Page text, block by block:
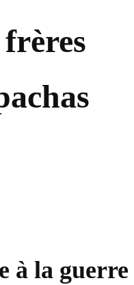
à la guerre